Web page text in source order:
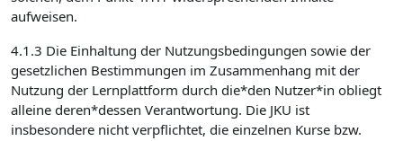
aufweisen.
4.1.3 Die Einhaltung der Nutzungsbedingungen sowie der
gesetzlichen Bestimmungen im Zusammenhang mit der
Nutzung der Lernplattform durch die*den Nutzer*in obliegt
alleine deren*dessen Verantwortung. Die JKU ist
insbesondere nicht verpflichtet, die einzelnen Kurse bzw.